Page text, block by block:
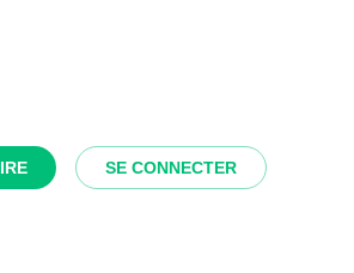
SE CONNECTER